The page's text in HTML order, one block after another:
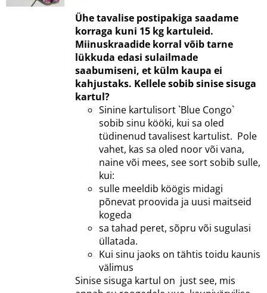
kuni
4,00 €
Ühe tavalise postipakiga saadame
korraga kuni 15 kg kartuleid.
Miinuskraadide korral võib tarne
lükkuda edasi sulailmade
saabumiseni, et külm kaupa ei
kahjustaks. Kellele sobib sinise sisuga
kartul?
Sinine kartulisort `Blue Congo`
sobib sinu kööki, kui sa oled
tüdinenud tavalisest kartulist. Pole
vahet, kas sa oled noor või vana,
naine või mees, see sort sobib sulle,
kui:
sulle meeldib köögis midagi
põnevat proovida ja uusi maitseid
kogeda
sa tahad peret, sõpru või sugulasi
üllatada.
Kui sinu jaoks on tähtis toidu kaunis
välimus
Sinise sisuga kartul on just see, mis